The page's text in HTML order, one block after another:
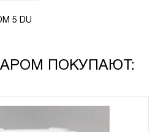
5 DU
ПОКУПАЮТ: